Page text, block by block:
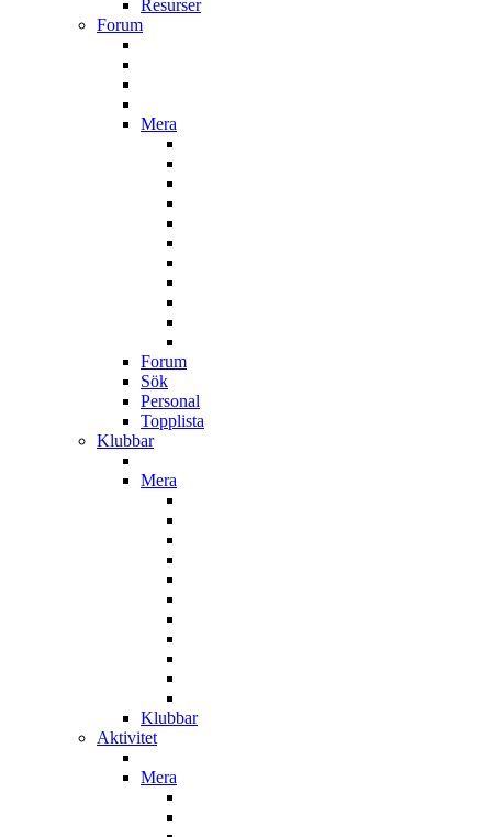
Resurser
Forum
Mera
Forum
Sök
Personal
Topplista
Klubbar
Mera
Klubbar
Aktivitet
Mera